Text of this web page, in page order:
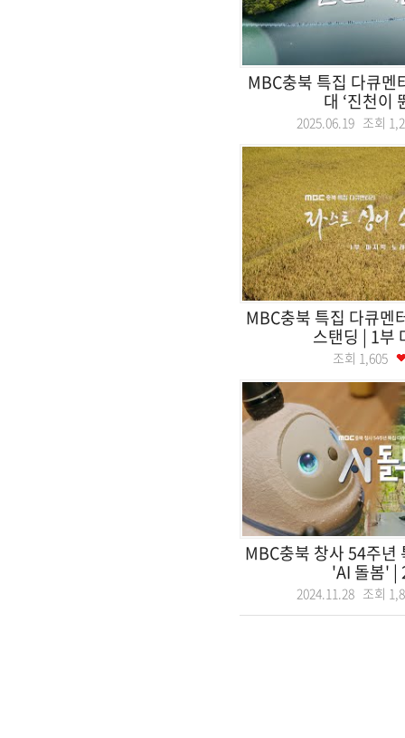
MBC충북 특집 다큐멘
대 ‘진천이
2025.06.19 조회
MBC충북 특집 다큐멘
스탠딩 | 1부
조회 1,605
MBC충북 창사 54주년
'AI 돌봄' |
2024.11.28 조회